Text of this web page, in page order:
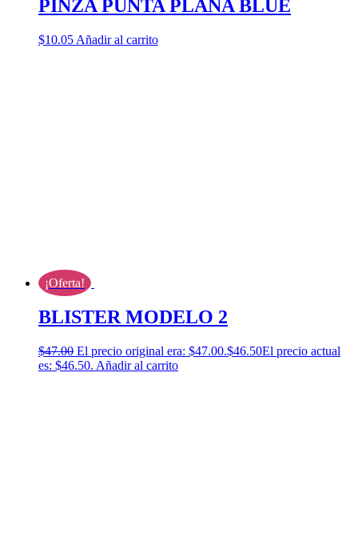
PINZA PUNTA PLANA BLUE
$10.05 Añadir al carrito
¡Oferta!
BLISTER MODELO 2
$47.00 El precio original era: $47.00.$46.50El precio actual
es: $46.50. Añadir al carrito